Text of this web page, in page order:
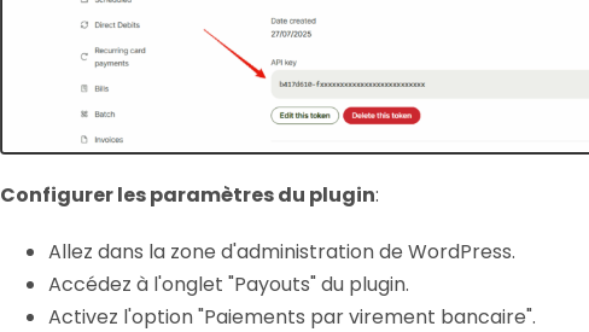
Configurer les paramètres du plugin:
Allez dans la zone d'administration de WordPress.
Accédez à l'onglet "Payouts" du plugin.
Activez l'option "Paiements par virement bancaire".